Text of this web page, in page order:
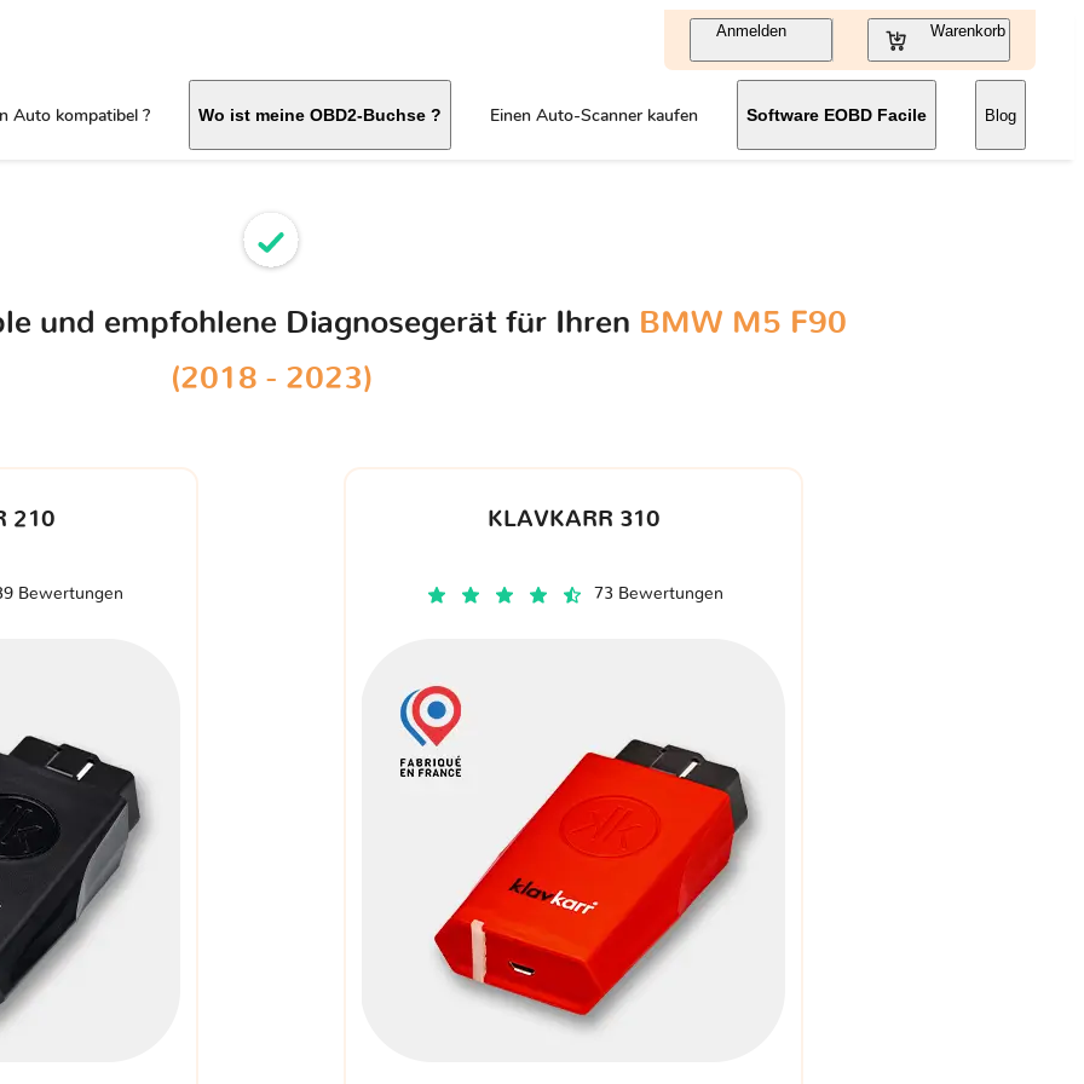
Anmelden Warenkorb
Auto kompatibel ? Wo ist meine OBD2-Buchse ? Einen Auto-Scanner kaufen Software EOBD Facile Blog
und empfohlene Diagnosegerät für Ihren BMW M5 F90
(2018 - 2023)
210
Bewertungen
KLAVKARR 310
73 Bewertungen